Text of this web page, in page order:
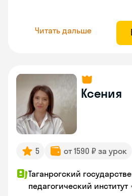
Читать дальше
Ксения
5 от 1590 ₽ за урок
Таганрогский
педагогический институт